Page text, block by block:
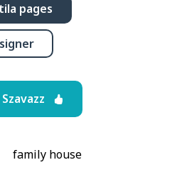
pages
Szavazz
family house